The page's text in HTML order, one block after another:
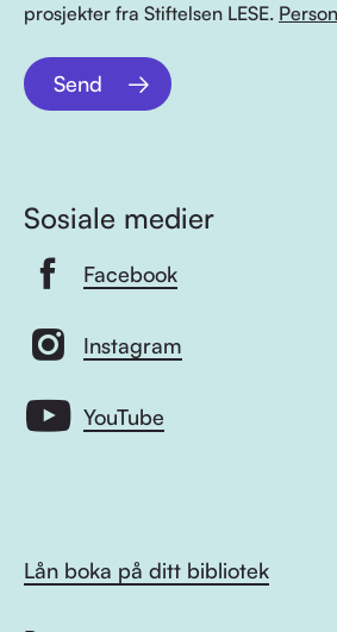
prosjekter fra Stiftelsen LESE.
Send
Sosiale medier
Facebook
Instagram
YouTube
Lån boka på ditt bibliotek